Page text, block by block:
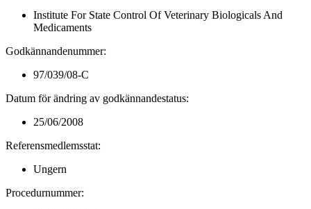
Institute For State Control Of Veterinary Biologicals And
Medicaments
Godkännandenummer:
97/039/08-C
Datum för ändring av godkännandestatus:
25/06/2008
Referensmedlemsstat:
Ungern
Procedurnummer: